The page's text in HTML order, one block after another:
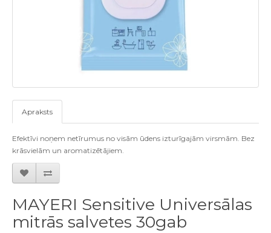
Apraksts
Efektīvi noņem netīrumus no visām ūdens izturīgajām virsmām. Bez
krāsvielām un aromatizētājiem.
MAYERI Sensitive Universālas
mitrās salvetes 30gab